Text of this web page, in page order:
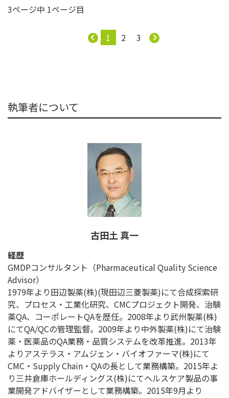
3ページ中 1ページ目
1 2 3
執筆者について
古田土 真一
経歴
GMDPコンサルタント（Pharmaceutical Quality Science
Advisor）
1979年より田辺製薬(株)(現田辺三菱製薬)にて合成探索研
究、プロセス・工業化研究、CMCプロジェクト開発、治験
薬QA、コーポレートQAを歴任。2008年より武州製薬(株)
にてQA/QCの管理監督。2009年より中外製薬(株)にて治験
薬・医薬品のQA業務・品質システムを改革推進。2013年
よりアステラス・アムジェン・バイオファーマ(株)にて
CMC・Supply Chain・QAの長として業務構築。2015年よ
り三井倉庫ホールディングス(株)にてヘルスケア製品の事
業開発アドバイザーとして業務構築。2015年9月より